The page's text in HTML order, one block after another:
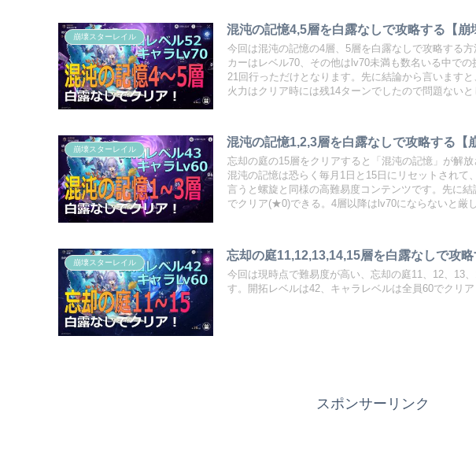
崩壊スターレイル
混沌の記憶4,5層を白露なしで攻略する【崩
今回は混沌の記憶の4層、5層を白露なしで攻略する
カーはレベル70、その他はlv70未満も数名いる中で
21回行っただけとなります。先に結論から言います
火力はクリア時には残14ターンでしたので問題ない
崩壊スターレイル
混沌の記憶1,2,3層を白露なしで攻略する【
忘却の庭の15層をクリアすると「混沌の記憶」が解
混沌の記憶は恐らく毎月1日と15日にリセットされて
言うと螺旋と同様の高難易度コンテンツです。先に
でクリア(★0)できる。4層以降はlv70にならないと厳
崩壊スターレイル
忘却の庭11,12,13,14,15層を白露なしで攻略
今回は現時点で難易度が高い、忘却の庭11、12、13
す。開拓レベルは42、キャラレベルは全員60でクリ
スポンサーリンク